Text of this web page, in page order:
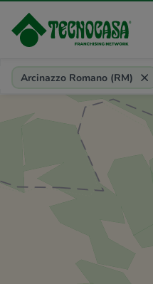
Provincia, comune, zona, riferimento
Arcinazzo Romano (RM)